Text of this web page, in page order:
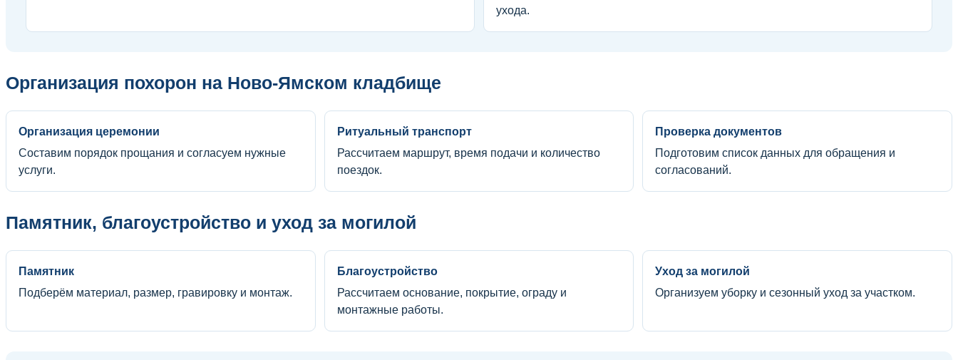
ухода.
Организация похорон на Ново-Ямском кладбище
Организация церемонии
Составим порядок прощания и согласуем нужные
услуги.
Ритуальный транспорт
Рассчитаем маршрут, время подачи и количество
поездок.
Проверка документов
Подготовим список данных для обращения и
согласований.
Памятник, благоустройство и уход за могилой
Памятник
Подберём материал, размер, гравировку и монтаж.
Благоустройство
Рассчитаем основание, покрытие, ограду и
монтажные работы.
Уход за могилой
Организуем уборку и сезонный уход за участком.